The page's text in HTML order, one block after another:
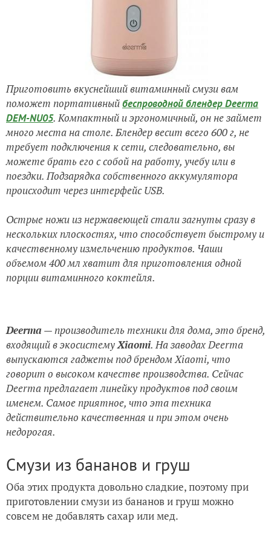
Приготовить вкуснейший витаминный смузи вам
поможет портативныйбеспроводной блендер Deerma
DEM-NU05. Компактный и эргономичный, он не займет
много места на столе.Блендер весит всего 600 г, не
требует подключения к сети, следовательно, вы
можете брать его с собой на работу, учебу или в
поездки. Подзарядка собственного аккумулятора
происходит через интерфейс USB.
Острые ножи из нержавеющей стали загнуты сразу в
нескольких плоскостях, что способствует быстрому и
качественному измельчению продуктов. Чаши
объемом 400 мл хватит для приготовления одной
порции витаминного коктейля.
Deerma— производитель техники для дома, это бренд,
входящий в экосистемуXiaomi. На заводах Deerma
выпускаются гаджеты под брендомXiaomi, что
говорит о высоком качестве производства. Сейчас
Deerma предлагает линейку продуктов под своим
именем. Самое приятное, что эта техника
действительно качественная и при этом очень
недорогая.
Смузи из бананов и груш
Оба этих продукта довольно сладкие, поэтому при
приготовлении смузи из бананов и груш можно
совсем не добавлять сахар или мед.